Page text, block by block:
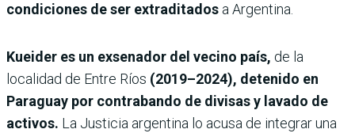
condiciones de ser extraditados a Argentina.
Kueider es un exsenador del vecino país, de la
localidad de Entre Ríos (2019–2024), detenido en
Paraguay por contrabando de divisas y lavado de
activos. La Justicia argentina lo acusa de integrar una